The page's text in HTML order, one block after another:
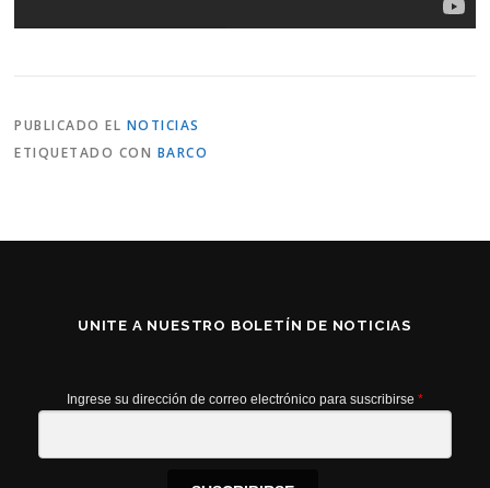
PUBLICADO EL NOTICIAS
ETIQUETADO CON BARCO
UNITE A NUESTRO BOLETÍN DE NOTICIAS
Ingrese su dirección de correo electrónico para suscribirse *